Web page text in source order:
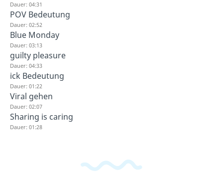
Dauer: 04:31
POV Bedeutung
Dauer: 02:52
Blue Monday
Dauer: 03:13
guilty pleasure
Dauer: 04:33
ick Bedeutung
Dauer: 01:22
Viral gehen
Dauer: 02:07
Sharing is caring
Dauer: 01:28